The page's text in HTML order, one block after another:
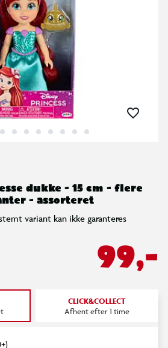
dukke - 15 cm - flere
- assorteret
variant kan ikke garanteres
99,-
CLICK&COLLECT
Afhent efter 1 time